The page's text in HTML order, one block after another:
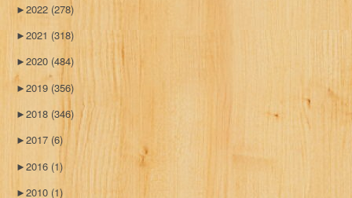
►2022 (278)
►2021 (318)
►2020 (484)
►2019 (356)
►2018 (346)
►2017 (6)
►2016 (1)
►2010 (1)